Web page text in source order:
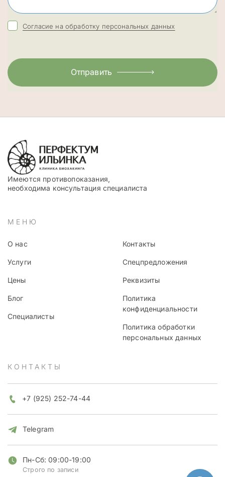
Согласие на обработку персональных данных
Отправить
Имеются противопоказания,
необходима консультация специалиста
МЕНЮ
О нас
Услуги
Цены
Блог
Специалисты
Контакты
Спецпредложения
Реквизиты
Политика
конфиденциальности
Политика обработки
персональных данных
КОНТАКТЫ
+7 (925) 252-74-44
Telegram
Пн-Сб: 09:00-19:00
Строго по записи